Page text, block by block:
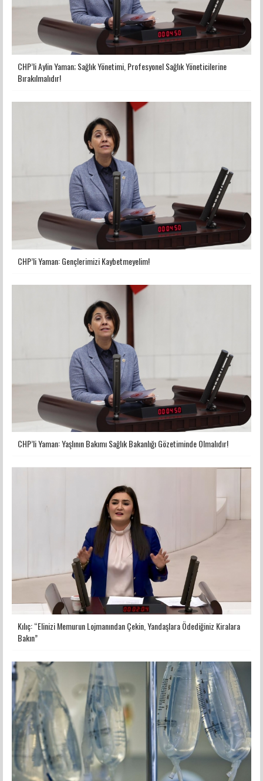
CHP’li Aylin Yaman; Sağlık Yönetimi, Profesyonel Sağlık Yöneticilerine
Bırakılmalıdır!
CHP’li Yaman: Gençlerimizi Kaybetmeyelim!
CHP’li Yaman: Yaşlının Bakımı Sağlık Bakanlığı Gözetiminde Olmalıdır!
Kılıç: “Elinizi Memurun Lojmanından Çekin, Yandaşlara Ödediğiniz Kiralara
Bakın”